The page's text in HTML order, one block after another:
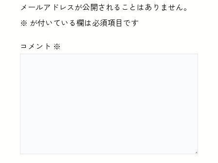
メールアドレスが公開されることはありません。
※ が付いている欄は必須項目です
コメント ※